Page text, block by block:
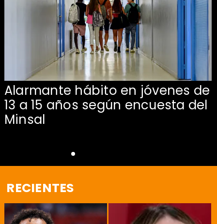
Alarmante hábito en jóvenes de
13 a 15 años según encuesta del
Minsal
RECIENTES